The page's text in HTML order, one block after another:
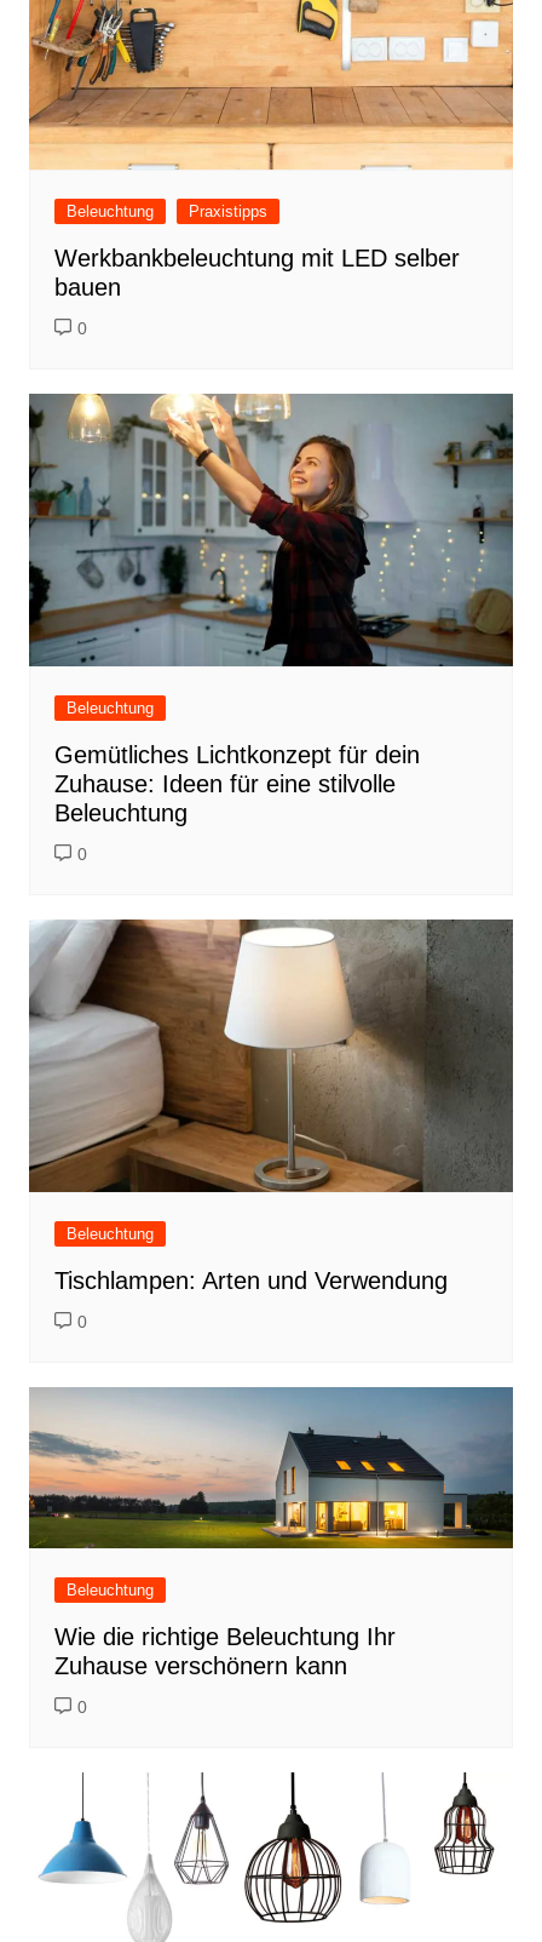
Beleuchtung Praxistipps
Werkbankbeleuchtung mit LED selber
bauen
0
Beleuchtung
Gemütliches Lichtkonzept für dein
Zuhause: Ideen für eine stilvolle
Beleuchtung
0
Beleuchtung
Tischlampen: Arten und Verwendung
0
Beleuchtung
Wie die richtige Beleuchtung Ihr
Zuhause verschönern kann
0